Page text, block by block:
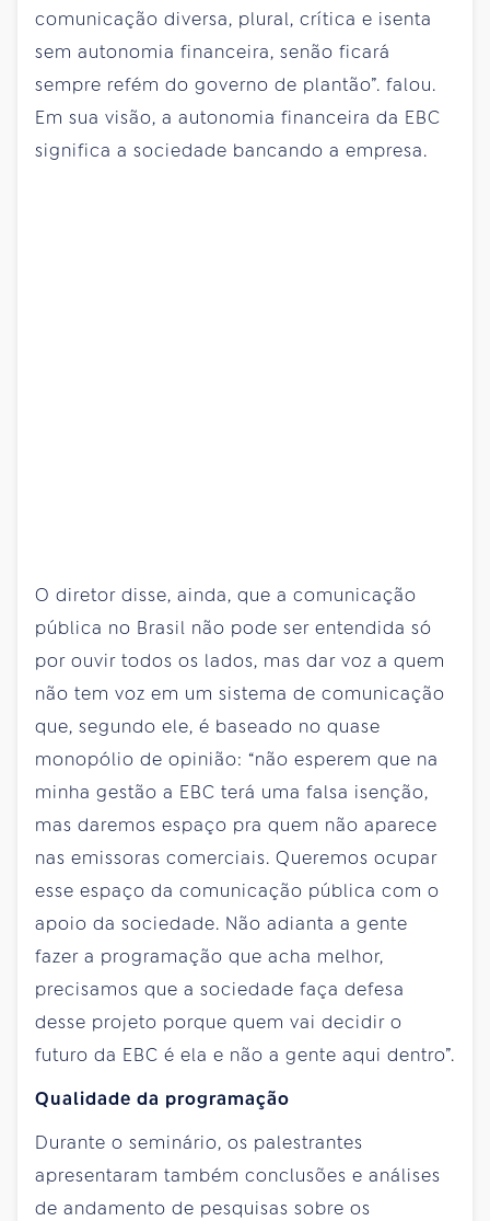
comunicação diversa, plural, crítica e isenta
sem autonomia financeira, senão ficará
sempre refém do governo de plantão”. falou.
Em sua visão, a autonomia financeira da EBC
significa a sociedade bancando a empresa.
O diretor disse, ainda, que a comunicação
pública no Brasil não pode ser entendida só
por ouvir todos os lados, mas dar voz a quem
não tem voz em um sistema de comunicação
que, segundo ele, é baseado no quase
monopólio de opinião: “não esperem que na
minha gestão a EBC terá uma falsa isenção,
mas daremos espaço pra quem não aparece
nas emissoras comerciais. Queremos ocupar
esse espaço da comunicação pública com o
apoio da sociedade. Não adianta a gente
fazer a programação que acha melhor,
precisamos que a sociedade faça defesa
desse projeto porque quem vai decidir o
futuro da EBC é ela e não a gente aqui dentro”.
Qualidade da programação
Durante o seminário, os palestrantes
apresentaram também conclusões e análises
de andamento de pesquisas sobre os